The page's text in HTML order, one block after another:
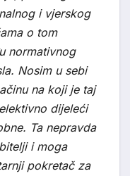
i vjerskog
o tom
normativnog
Nosim u sebi
na koji je taj
dijeleći
Ta nepravda
i moga
pokretač za